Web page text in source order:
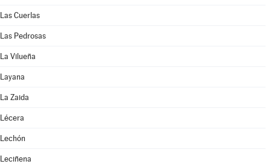
Las Cuerlas
Las Pedrosas
La Vilueña
Layana
La Zaida
Lécera
Lechón
Leciñena